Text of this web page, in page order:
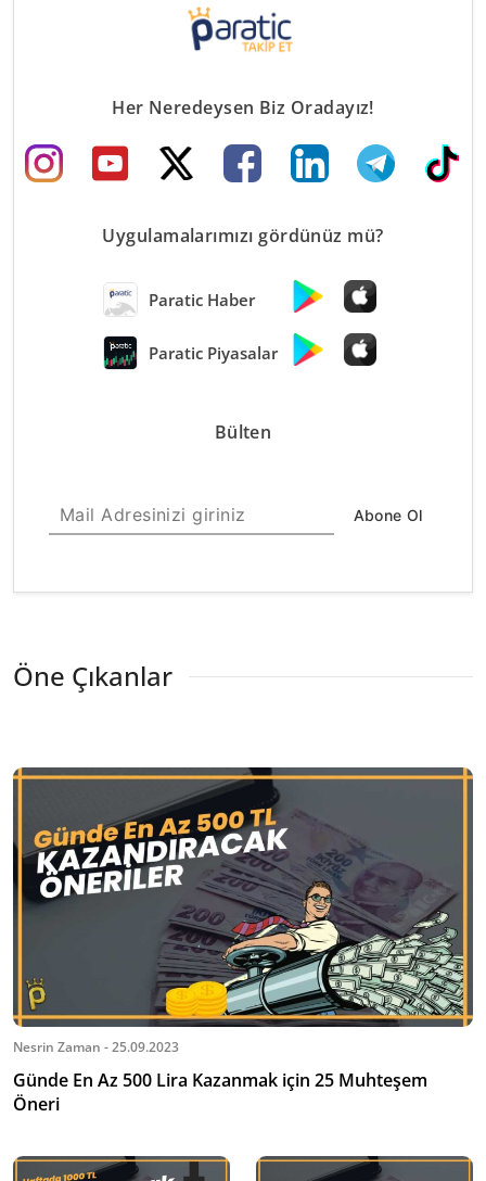
Her Neredeysen Biz Oradayız!
Uygulamalarımızı gördünüz mü?
Paratic Haber
Paratic Piyasalar
Bülten
Abone Ol
Öne Çıkanlar
Nesrin Zaman - 25.09.2023
Günde En Az 500 Lira Kazanmak için 25 Muhteşem
Öneri